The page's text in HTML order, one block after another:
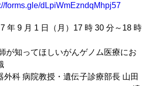
forms.gle/dLpiWmEzndqMhpj57
7 年 9 月 1 日（月）17 時 30 分～18 時
が知ってほしいがんゲノム医療にお
科 病院教授・遺伝子診療部長 山田